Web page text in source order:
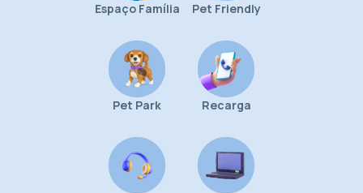
Espaço Família Pet Friendly
Pet Park Recarga